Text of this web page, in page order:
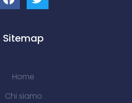
Sitemap
Home
Chi siamo